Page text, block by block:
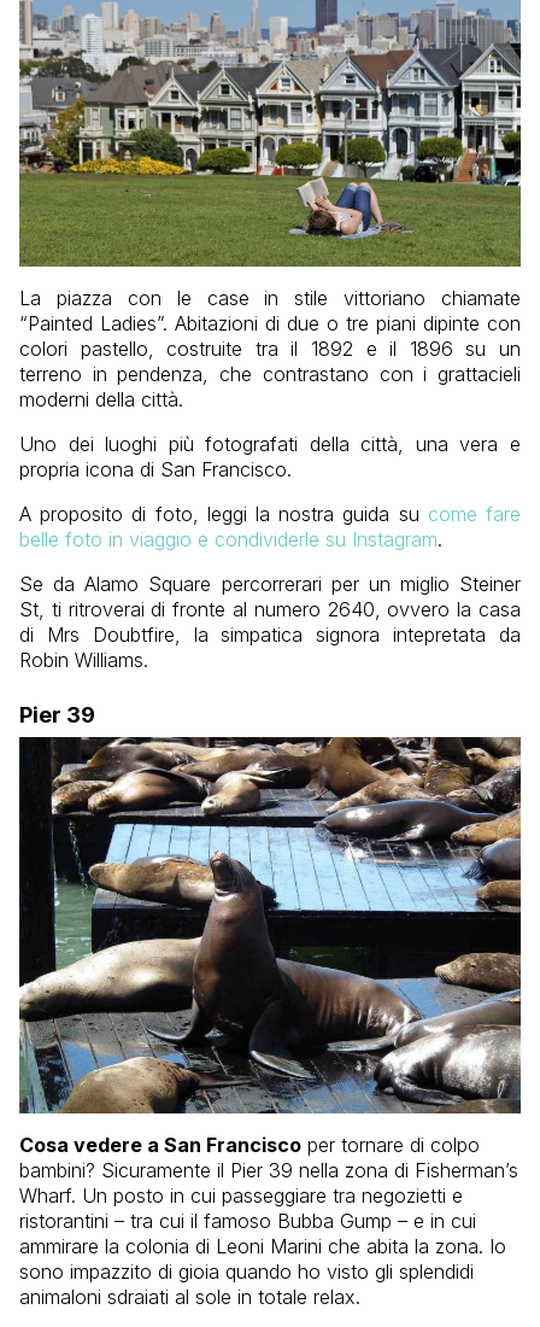
La piazza con le case in stile vittoriano chiamate
“Painted Ladies”. Abitazioni di due o tre piani dipinte con
colori pastello, costruite tra il 1892 e il 1896 su un
terreno in pendenza, che contrastano con i grattacieli
moderni della città.
Uno dei luoghi più fotografati della città, una vera e
propria icona di San Francisco.
A proposito di foto, leggi la nostra guida su come fare
belle foto in viaggio e condividerle su Instagram.
Se da Alamo Square percorrerari per un miglio Steiner
St ti ritroverai di fronte al numero 2640, ovvero la casa
di Mrs Doubtfire, la simpatica signora intepretata da
Robin Williams.
Pier 39
Cosa vedere a San Francisco per tornare di colpo
bambini? Sicuramente il Pier 39 nella zona di Fisherman’s
Wharf. Un posto in cui passeggiare tra negozietti e
ristorantini – tra cui il famoso Bubba Gump – e in cui
ammirare la colonia di Leoni Marini che abita la zona. Io
sono impazzito di gioia quando ho visto gli splendidi
animaloni sdraiati al sole in totale relax.